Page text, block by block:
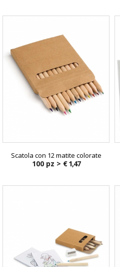
Scatola con 12 matite colorate
100 pz > € 1,47